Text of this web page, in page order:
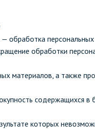
для очистки бассейнов
для очистки металлических
для послестроительной
обработка
обработки
материалов, а также
содержащихся
которых